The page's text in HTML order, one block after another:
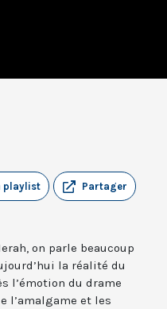
Partager
playlist
on parle beaucoup
la réalité du
l’émotion du drame
l’amalgame et les